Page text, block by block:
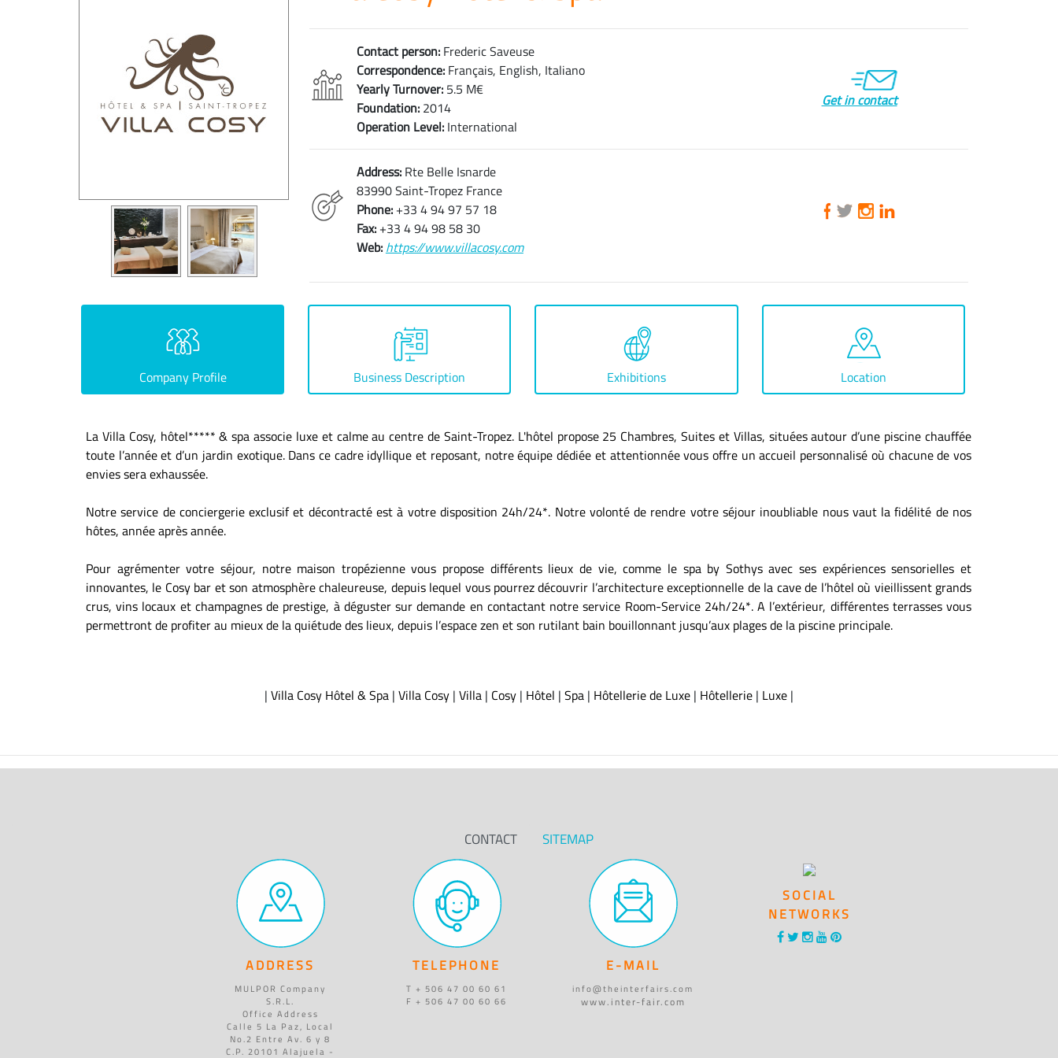
Contact person:Frederic Saveuse
Correspondence:Français, English, Italiano
Yearly Turnover:5.5 M€
Foundation:2014
Operation Level:International
Get in contact
Address: Rte Belle Isnarde
83990 Saint-Tropez France
Phone:+33 4 94 97 57 18
Fax:+33 4 94 98 58 30
Web: https://www.villacosy.com
Company Profile Business Description Exhibitions Location
La Villa Cosy, hôtel***** & spa associe luxe et calme au centre de Saint-Tropez. L'hôtel propose 25 Chambres, Suites et Villas, situées autour d’une piscine chauffée
toute l’année et d’un jardin exotique. Dans ce cadre idyllique et reposant, notre équipe dédiée et attentionnée vous offre un accueil personnalisé où chacune de vos
envies sera exhaussée.
Notre service de conciergerie exclusif et décontracté est à votre disposition 24h/24*. Notre volonté de rendre votre séjour inoubliable nous vaut la fidélité de nos
hôtes, année après année.
Pour agrémenter votre séjour, notre maison tropézienne vous propose différents lieux de vie, comme le spa by Sothys avec ses expériences sensorielles et
innovantes, le Cosy bar et son atmosphère chaleureuse, depuis lequel vous pourrez découvrir l’architecture exceptionnelle de la cave de l’hôtel où vieillissent grands
crus, vins locaux et champagnes de prestige, à déguster sur demande en contactant notre service Room-Service 24h/24*. A l’extérieur, différentes terrasses vous
permettront de profiter au mieux de la quiétude des lieux, depuis l’espace zen et son rutilant bain bouillonnant jusqu’aux plages de la piscine principale.
| Villa Cosy Hôtel & Spa | Villa Cosy | Villa | Cosy | Hôtel | Spa | Hôtellerie de Luxe | Hôtellerie | Luxe |
CONTACT SITEMAP
ADDRESS
MULPOR Company
S.R.L.
Office Address
Calle 5 La Paz, Local
No.2 Entre Av. 6 y 8
C.P. 20101 Alajuela -
TELEPHONE
T + 506 47 00 60 61
F + 506 47 00 60 66
E-MAIL
info@theinterfairs.com
www.inter-fair.com
SOCIAL
NETWORKS